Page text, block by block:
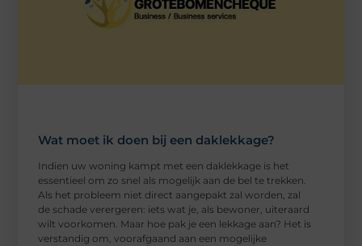
Wat moet ik doen bij een daklekkage?
Indien uw woning kampt met een daklekkage is het
essentieel om zo snel als mogelijk aan de bel te trekken.
Als het probleem niet direct aangepakt zal worden, zal
de schade verergeren: iets wat je, als bewoner, uiteraard
wilt voorkomen. Maar hoe pak je een lekkage aan? Het is
verstandig om, voorafgaand aan een mogelijke